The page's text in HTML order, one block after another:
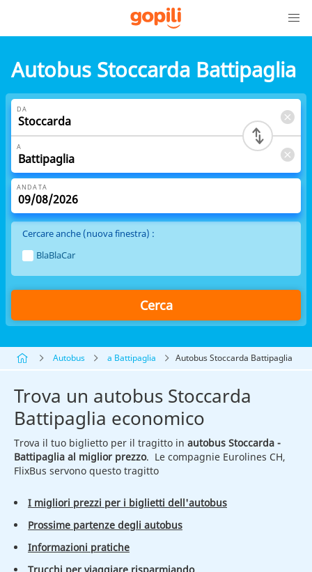
Autobus Stoccarda Battipaglia
DA
A
ANDATA
Cercare anche (nuova finestra) :
BlaBlaCar
Cerca
Autobus a Battipaglia Autobus Stoccarda Battipaglia
Trova un autobus Stoccarda
Battipaglia economico
Trova il tuo biglietto per il tragitto in autobus Stoccarda -
Battipaglia al miglior prezzo. Le compagnie Eurolines CH,
FlixBus servono questo tragitto
I migliori prezzi per i biglietti dell'autobus
Prossime partenze degli autobus
Informazioni pratiche